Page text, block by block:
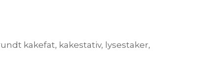
kakefat, kakestativ, lysestaker,